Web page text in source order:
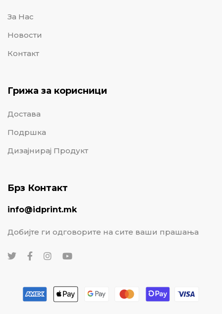
За Нас
Новости
Контакт
Грижа за корисници
Достава
Подршка
Дизајнирај Продукт
Брз Контакт
info@idprint.mk
Добијте ги одговорите на сите ваши прашања